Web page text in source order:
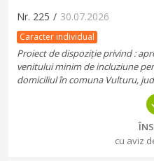
Nr. 225 / 30.07.2026
Caracter individual
Proiect de dispoziție privind :
venitului minim de incluziune
domiciliul în comuna Vulturu,
cu aviz